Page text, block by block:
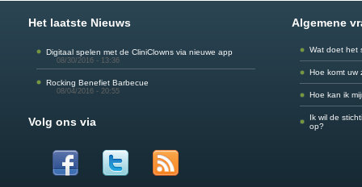
Het laatste Nieuws
Digitaal spelen met de CliniClowns via nieuwe app
08/30/2016 - 13:36
Rocking Benefiet Barbecue
08/04/2016 - 20:55
Volg ons via
Algemene
Wat doet het
Hoe komt uw
Hoe kan ik
Ik wil de
op?